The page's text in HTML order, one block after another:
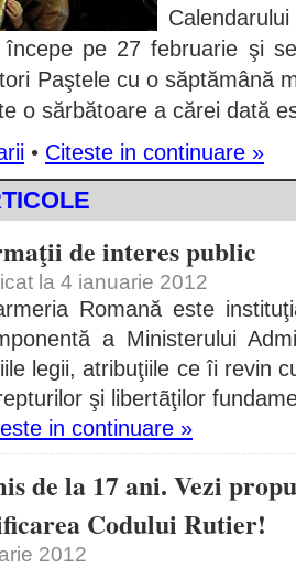
începe pe 27 februarie şi
Paştele cu o săptămână
o sărbătoare a cărei dată
• Citeste in continuare »
de interes public
la 4 ianuarie 2012
Romană este
a Ministerului
legii, atribuţiile ce îi revin
şi libertãţilor
in continuare »
de la 17 ani. Vezi
Codului Rutier!
2012